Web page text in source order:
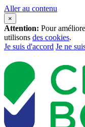
Aller au contenu
×
Attention: Pour
utilisons des cookies.
Je suis d'accord Je ne